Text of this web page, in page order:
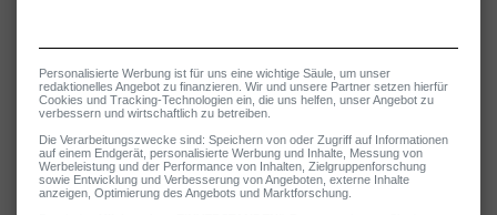
2 / 4
Mehr trinken